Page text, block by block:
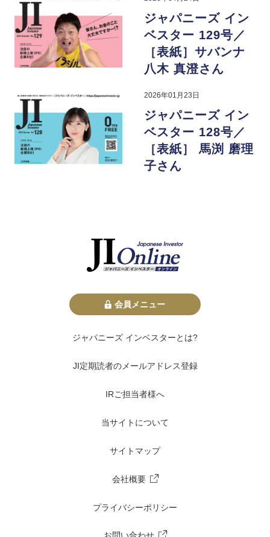
ジャパニーズ イン
ベスター 129号／
［表紙］サバンナ
八木 真澄さん
2026年01月23日
ジャパニーズ イン
ベスター 128号／
［表紙］ 馬渕 磨理
子さん
会員メニュー
ジャパニーズ インベスターとは?
JI定期読者のメールアドレス登録
IRご担当者様へ
当サイトについて
サイトマップ
会社概要
プライバシーポリシー